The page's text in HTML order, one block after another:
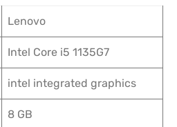
Lenovo
Intel Core i5 1135G7
intel integrated graphics
8 GB